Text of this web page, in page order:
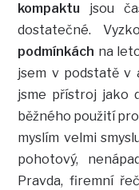
kompaktu jsou
dostatečné.
podmínkách na
jsem v podstatě v
jsme přístroj jako
běžného použití
myslím velmi
pohotový,
Pravda, firemní